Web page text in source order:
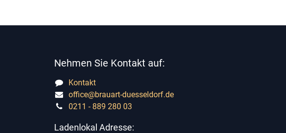
Nehmen Sie Kontakt auf:
Kontakt
office@brauart-duesseldorf.de
0211 - 889 280 03
Ladenlokal Adresse: